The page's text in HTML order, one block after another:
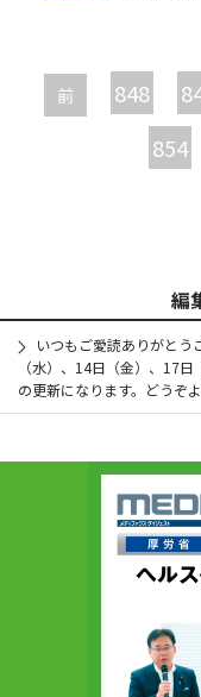
ー
ジ
前 848
854
編
いつもご愛読ありがとう
（水）、14日（金）、17
の更新になります。どうぞ